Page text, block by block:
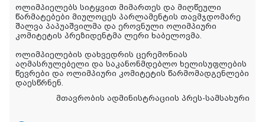
ოლიმპიელებს სიტყვით მიმართეს და მიღწეული
წარმატებები მიულოცეს პარლამენტის თავმჯდომარე
შალვა პაპუაშვილმა და ეროვნული ოლიმპიური
კომიტეტის პრეზიდენტმა ლერი ხაბელოვმა.
ოლიმპიელების დახვედრის ცერემონიას
აღმასრულებელი და საკანონმდებლო ხელისუფლების
წევრები და ოლიმპიური კომიტეტის წარმომადგენლები
დაესწრნენ.
მთავრობის ადმინისტრაციის პრეს-სამსახური